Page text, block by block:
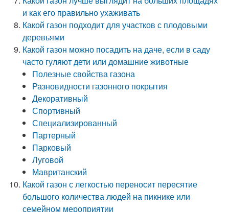
и как его правильно ухаживать
Какой газон подходит для участков с плодовыми
деревьями
Какой газон можно посадить на даче, если в саду
часто гуляют дети или домашние животные
Полезные свойства газона
Разновидности газонного покрытия
Декоративный
Спортивный
Специализированный
Партерный
Парковый
Луговой
Мавританский
Какой газон с легкостью переносит пересятие
большого количества людей на пикнике или
семейном мероприятии